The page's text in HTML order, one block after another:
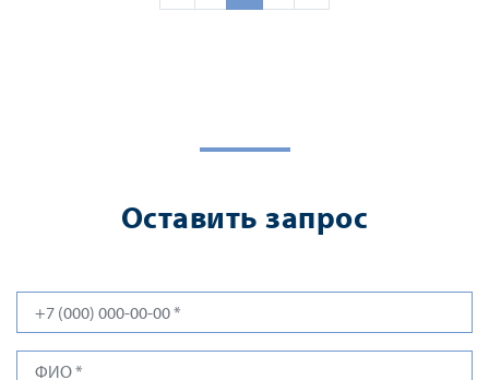
Оставить запрос